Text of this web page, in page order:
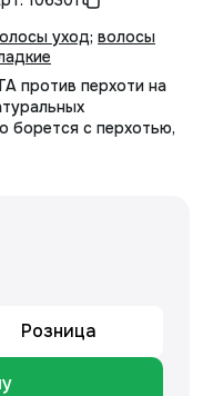
уход; волосы
против перхоти на
борется с перхотью,
Розница